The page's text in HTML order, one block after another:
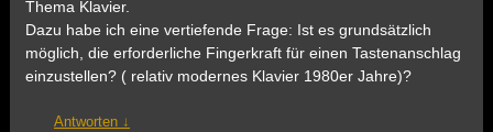
Thema Klavier.
Dazu habe ich eine vertiefende Frage: Ist es grundsätzlich
möglich, die erforderliche Fingerkraft für einen Tastenanschlag
einzustellen? ( relativ modernes Klavier 1980er Jahre)?
Antworten ↓